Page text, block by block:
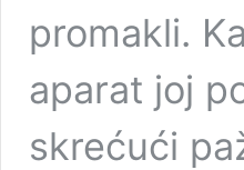
promakli.
aparat joj
skrećući